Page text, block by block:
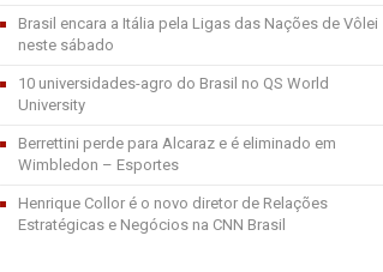
Brasil encara a Itália pela Ligas das Nações de Vôlei
neste sábado
10 universidades-agro do Brasil no QS World
University
Berrettini perde para Alcaraz e é eliminado em
Wimbledon – Esportes
Henrique Collor é o novo diretor de Relações
Estratégicas e Negócios na CNN Brasil